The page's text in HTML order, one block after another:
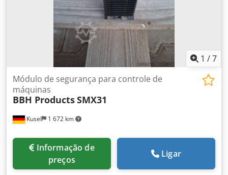
1 /7
Kusel 1 672 km
Módulo de segurança para controle de
máquinas
BBH ProductsSMX31
preços
Ligar